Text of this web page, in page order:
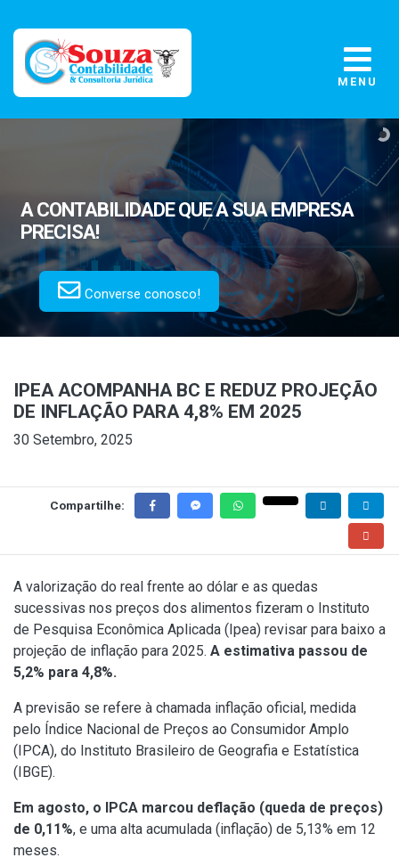
MENU
A CONTABILIDADEQUE A SUA EMPRESA
PRECISA!
Converse conosco!
IPEA ACOMPANHA BC E REDUZ PROJEÇÃO
DE INFLAÇÃO PARA 4,8% EM 2025
30 Setembro, 2025
Compartilhe:
A valorização do real frente ao dólar e as quedas
sucessivas nos preços dos alimentos fizeram o Instituto
de Pesquisa Econômica Aplicada (Ipea) revisar para baixo a
projeção de inflação para 2025. A estimativa passou de
5,2% para 4,8%.
A previsão se refere à chamada inflação oficial, medida
pelo Índice Nacional de Preços ao Consumidor Amplo
(IPCA), do Instituto Brasileiro de Geografia e Estatística
(IBGE).
Em agosto, o IPCA marcou deflação (queda de preços)
de 0,11%, e uma alta acumulada (inflação) de 5,13% em 12
meses.